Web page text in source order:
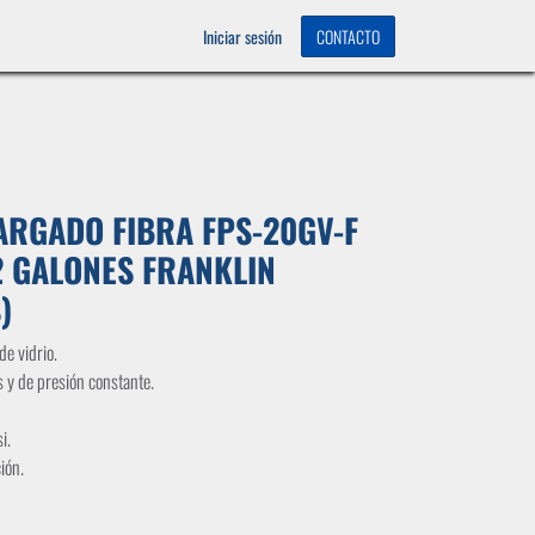
Iniciar sesión CONTACTO
FIBRA FPS-20GV-F
FRANKLIN
vidrio.
de presión constante.